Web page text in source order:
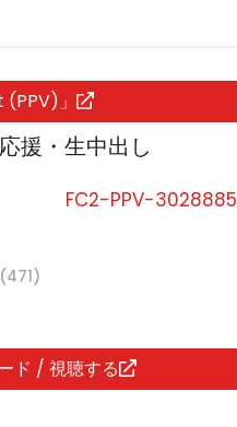
」
援・生中出し
FC2-PPV-3028885
ド / 視聴する